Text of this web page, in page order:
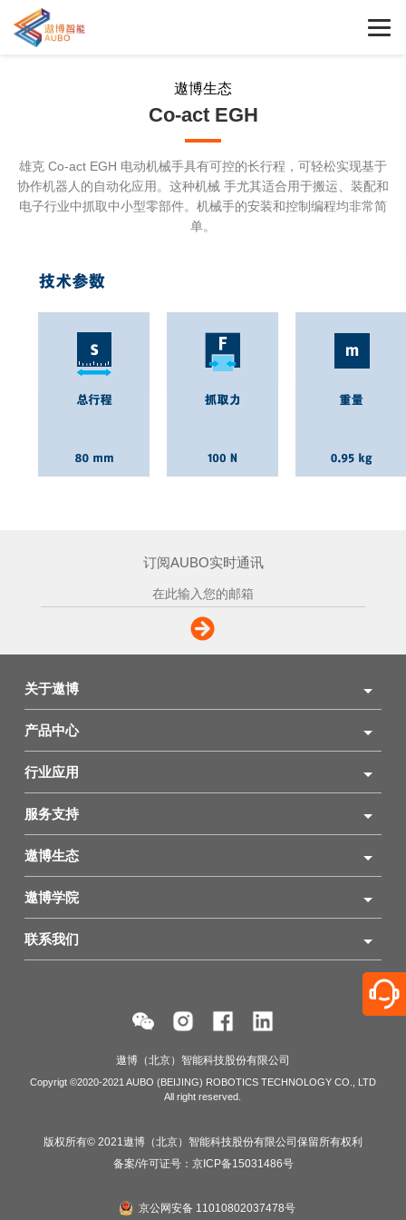
遨博生态
Co-act EGH
雄克 Co-act EGH 电动机械手具有可控的长行程，可轻松实现基于
协作机器人的自动化应用。这种机械 手尤其适合用于搬运、装配和
电子行业中抓取中小型零部件。机械手的安装和控制编程均非常简
单。
订阅AUBO实时通讯
关于遨博
产品中心
行业应用
服务支持
遨博生态
遨博学院
联系我们
遨博（北京）智能科技股份有限公司
Copyrigt ©2020-2021 AUBO (BEIJING) ROBOTICS TECHNOLOGY CO., LTD
All right reserved.
版权所有© 2021遨博（北京）智能科技股份有限公司保留所有权利
备案/许可证号： 京ICP备15031486号
京公网安备 11010802037478号